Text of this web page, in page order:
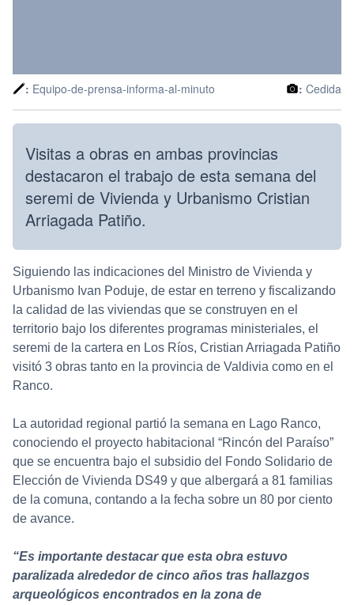
: Equipo-de-prensa-informa-al-minuto : Cedida
Visitas a obras en ambas provincias
destacaron el trabajo de esta semana del
seremi de Vivienda y Urbanismo Cristian
Arriagada Patiño.
Siguiendo las indicaciones del Ministro de Vivienda y
Urbanismo Ivan Poduje, de estar en terreno y fiscalizando
la calidad de las viviendas que se construyen en el
territorio bajo los diferentes programas ministeriales, el
seremi de la cartera en Los Ríos, Cristian Arriagada Patiño
visitó 3 obras tanto en la provincia de Valdivia como en el
Ranco.
La autoridad regional partió la semana en Lago Ranco,
conociendo el proyecto habitacional “Rincón del Paraíso”
que se encuentra bajo el subsidio del Fondo Solidario de
Elección de Vivienda DS49 y que albergará a 81 familias
de la comuna, contando a la fecha sobre un 80 por ciento
de avance.
“Es importante destacar que esta obra estuvo
paralizada alrededor de cinco años tras hallazgos
arqueológicos encontrados en la zona de